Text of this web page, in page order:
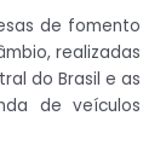
de fomento
realizadas
do Brasil e as
de veículos